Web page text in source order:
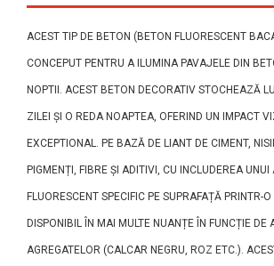
ACEST TIP DE BETON (BETON FLUORESCENT
CONCEPUT PENTRU A ILUMINA PAVAJELE DIN
NOPTII. ACEST BETON DECORATIV STOCHEAZĂ
ZILEI ȘI O REDA NOAPTEA, OFERIND UN IMPACT
EXCEPTIONAL. PE BAZĂ DE LIANT DE CIMENT,
PIGMENȚI, FIBRE ȘI ADITIVI, CU INCLUDEREA UNUI
FLUORESCENT SPECIFIC PE SUPRAFAȚĂ PRINTR-
DISPONIBIL ÎN MAI MULTE NUANȚE ÎN FUNCȚIE DE
AGREGATELOR (CALCAR NEGRU, ROZ ETC.).